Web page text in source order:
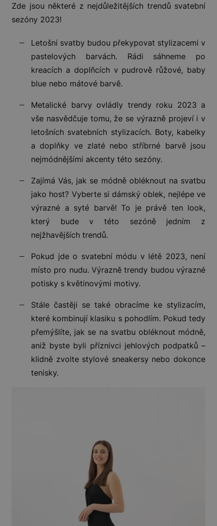
Zde jsou některé z nejdůležitějších trendů svatební
sezóny 2023!
Letošní svatby budou překypovat stylizacemi v
pastelových barvách. Rádi sáhneme po
kreacích a doplňcích v pudrově růžové, baby
blue nebo mátové barvě.
Metalické barvy ovládly trendy roku 2023 a
vše nasvědčuje tomu, že se výrazně projeví i v
letošních svatebních stylizacích. Boty, kabelky
a doplňky ve zlaté nebo stříbrné barvě jsou
nejmódnějšími akcenty této sezóny.
Zajímá Vás, jak se módně obléknout na svatbu
jako host? Vyberte si dámský oblek, nejlépe ve
výrazné a syté barvě! To je právě ten look,
který bude v této sezóně jedním z
nejžhavějších trendů.
Pokud jde o svatební módu v létě 2023, není
místo pro nudu. Výrazně trendy budou výrazné
potisky s květinovými motivy.
Stále častěji se také obracíme ke stylizacím,
které kombinují klasiku s pohodlím. Pokud tedy
přemýšlíte, jak se na svatbu obléknout módně,
aniž byste byli příznivci jehlových podpatků –
klidně zvolte stylové sneakersy nebo dokonce
tenisky.